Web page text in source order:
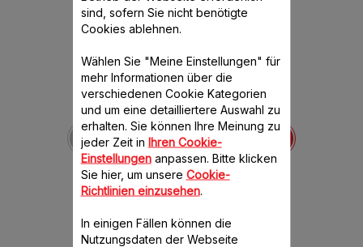
Pinsel SS-189377
Verwenden Sie den Pinsel
wie ein Profi-Bäcker für
leicht zu backende
knusprige Baguettes
Verfügbare Menge.
CHF 3.70
sind, sofern Sie nicht benötigte
Cookies ablehnen.
Wählen Sie "Meine Einstellungen" für
mehr Informationen über die
verschiedenen Cookie Kategorien
und um eine detailliertere Auswahl zu
erhalten. Sie können Ihre Meinung zu
jeder Zeit in Ihren Cookie-
Einstellungenanpassen. Bitte klicken
Sie hier, um unsere Cookie-
Richtlinien einzusehen.
In einigen Fällen können die
Nutzungsdaten der Webseite